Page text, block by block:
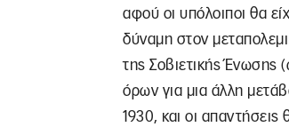
αφού οι υπόλοιποι θα
δύναμη στον
της Σοβιετικής Ένωσης
όρων για μια άλλη
1930, και οι απαντήσεις